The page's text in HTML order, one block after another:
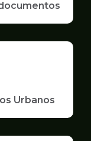
Urbanos